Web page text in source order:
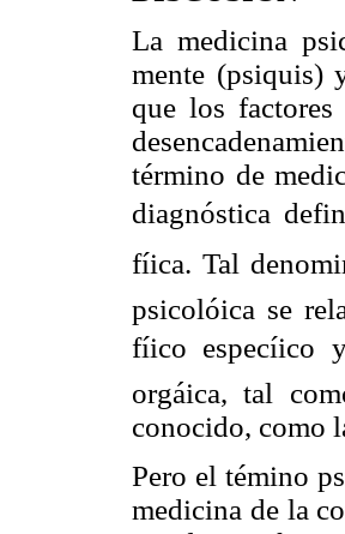
La medicina
mente (psiquis)
que los factores
término de
diagnóstica
fíica. Tal
psicolóica se
fíico especíico
orgáica, tal
conocido, como
Pero el témino
medicina de la